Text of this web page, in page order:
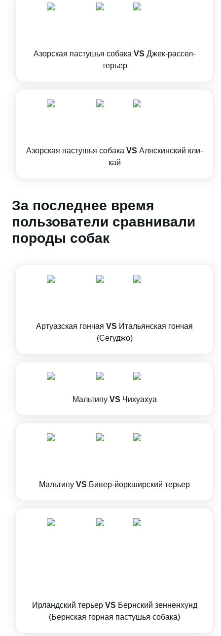
Азорская пастушья собака VS Джек-рассел-
терьер
Азорская пастушья собака VS Аляскинский кли-
кай
За последнее время
пользователи сравнивали
породы собак
Артуазская гончая VS Итальянская гончая
(Сегуджо)
Мальтипу VS Чихуахуа
Мальтипу VS Бивер-йоркширский терьер
Ирландский терьер VS Бернский зенненхунд
(Бернская горная пастушья собака)